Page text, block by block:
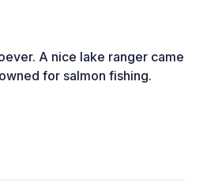
A nice lake ranger came
for salmon fishing.